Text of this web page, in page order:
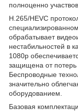
полноценно
H.265/HEVC
обрабатывает
нестабильностей в
1080р
защищена от потерь
Беспроводные
значительно
оборудованием.
Базовая